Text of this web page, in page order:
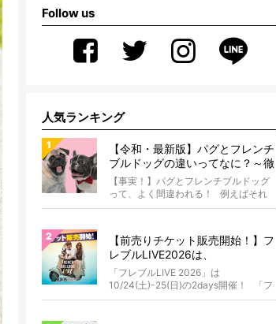
Follow us
人気ランキング
【令和・最新版】パグとフレンチ
ブルドッグの違いってなに？～徹
底解説～
【事実！】パグとフレンチブルドッグ
って、よく間違われる！ 例えばそれ
は、愛ブヒとのお散歩中。 &...
【前売りチケット販売開始！】フ
レブルLIVE2026は、
10/24(土)-25(日)開催！フレブル
だらけのキャンプ・前夜祭・バス
プランも新登場!?
「フレブルLIVE 2026」は
10/24(土)-25(日)の2days開催！ 「フ
レブルLIV...